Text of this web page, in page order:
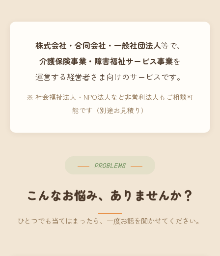
株式会社・合同会社・一般社団法人等で、
介護保険事業・障害福祉サービス事業を
運営する経営者さま向けのサービスです。
※ 社会福祉法人・NPO法人など非営利法人もご相談可
能です（別途お見積り）
PROBLEMS
こんなお悩み、ありませんか？
ひとつでも当てはまったら、一度お話を聞かせてください。